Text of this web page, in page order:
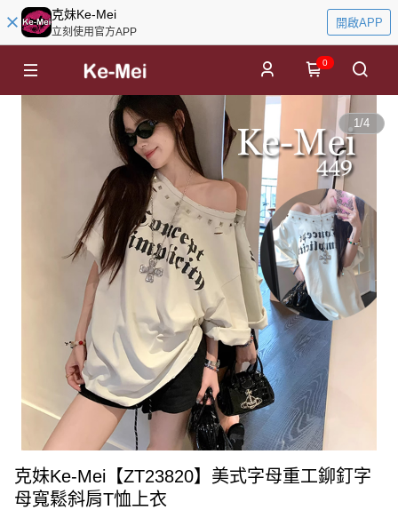
克妹Ke-Mei
立刻使用官方APP
開啟APP
0
1/4
克妹Ke-Mei【ZT23820】美式字母重工鉚釘字
母寬鬆斜肩T恤上衣